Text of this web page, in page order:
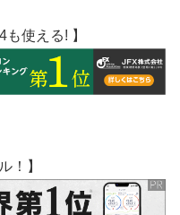
使える! 】
！】